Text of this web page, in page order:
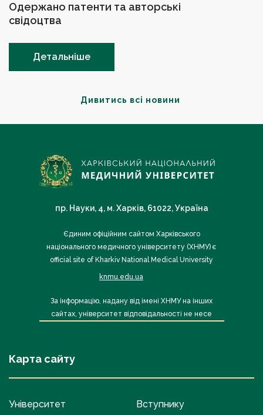
Дивитись всі новини
Одержано патенти та авторські
свідоцтва
Детальніше
пр. Науки, 4, м. Харків, 61022, Україна
Єдиним офіційним сайтом Харківського
національного медичного університету (ХНМУ) є
official site of Kharkiv National Medical University
knmu.edu.ua
За інформацію, надану від імені ХНМУ на інших
сайтах, університет відповідальності не несе
Карта сайту
Університет Вступнику